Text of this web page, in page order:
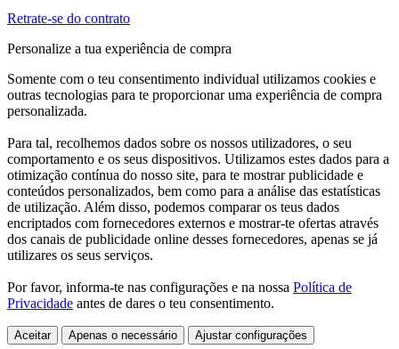
Retrate-se do contrato
Personalize a tua experiência de compra
Somente com o teu consentimento individual utilizamos cookies e
outras tecnologias para te proporcionar uma experiência de compra
personalizada.
Para tal, recolhemos dados sobre os nossos utilizadores, o seu
comportamento e os seus dispositivos. Utilizamos estes dados para a
otimização contínua do nosso site, para te mostrar publicidade e
conteúdos personalizados, bem como para a análise das estatísticas
de utilização. Além disso, podemos comparar os teus dados
encriptados com fornecedores externos e mostrar-te ofertas através
dos canais de publicidade online desses fornecedores, apenas se já
utilizares os seus serviços.
Por favor, informa-te nas configurações e na nossa Política de
Privacidade antes de dares o teu consentimento.
Aceitar Apenas o necessário Ajustar configurações